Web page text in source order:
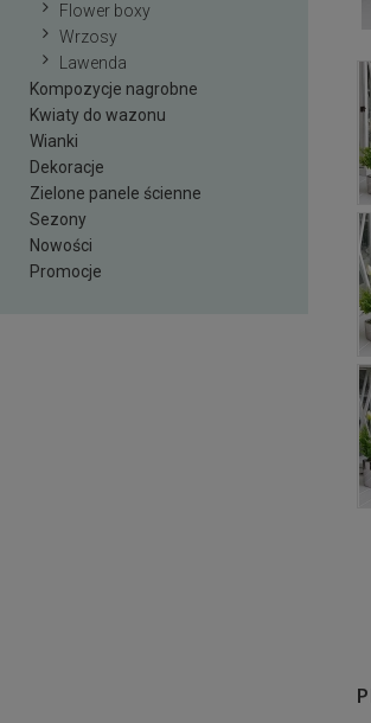
Flower boxy
Wrzosy
Lawenda
Kompozycje nagrobne
Kwiaty do wazonu
Wianki
Dekoracje
Zielone panele ścienne
Sezony
Nowości
Promocje